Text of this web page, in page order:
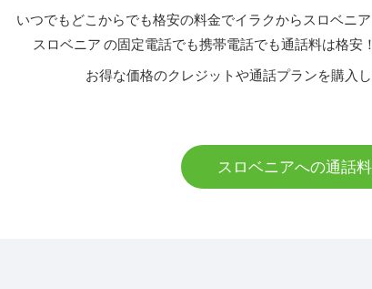
いつでもどこからでも格安の料金でイラクからスロベニ
スロベニア の固定電話でも携帯電話でも通話料は格安
お得な価格のクレジットや通話プランを購入
スロベニアへの通話